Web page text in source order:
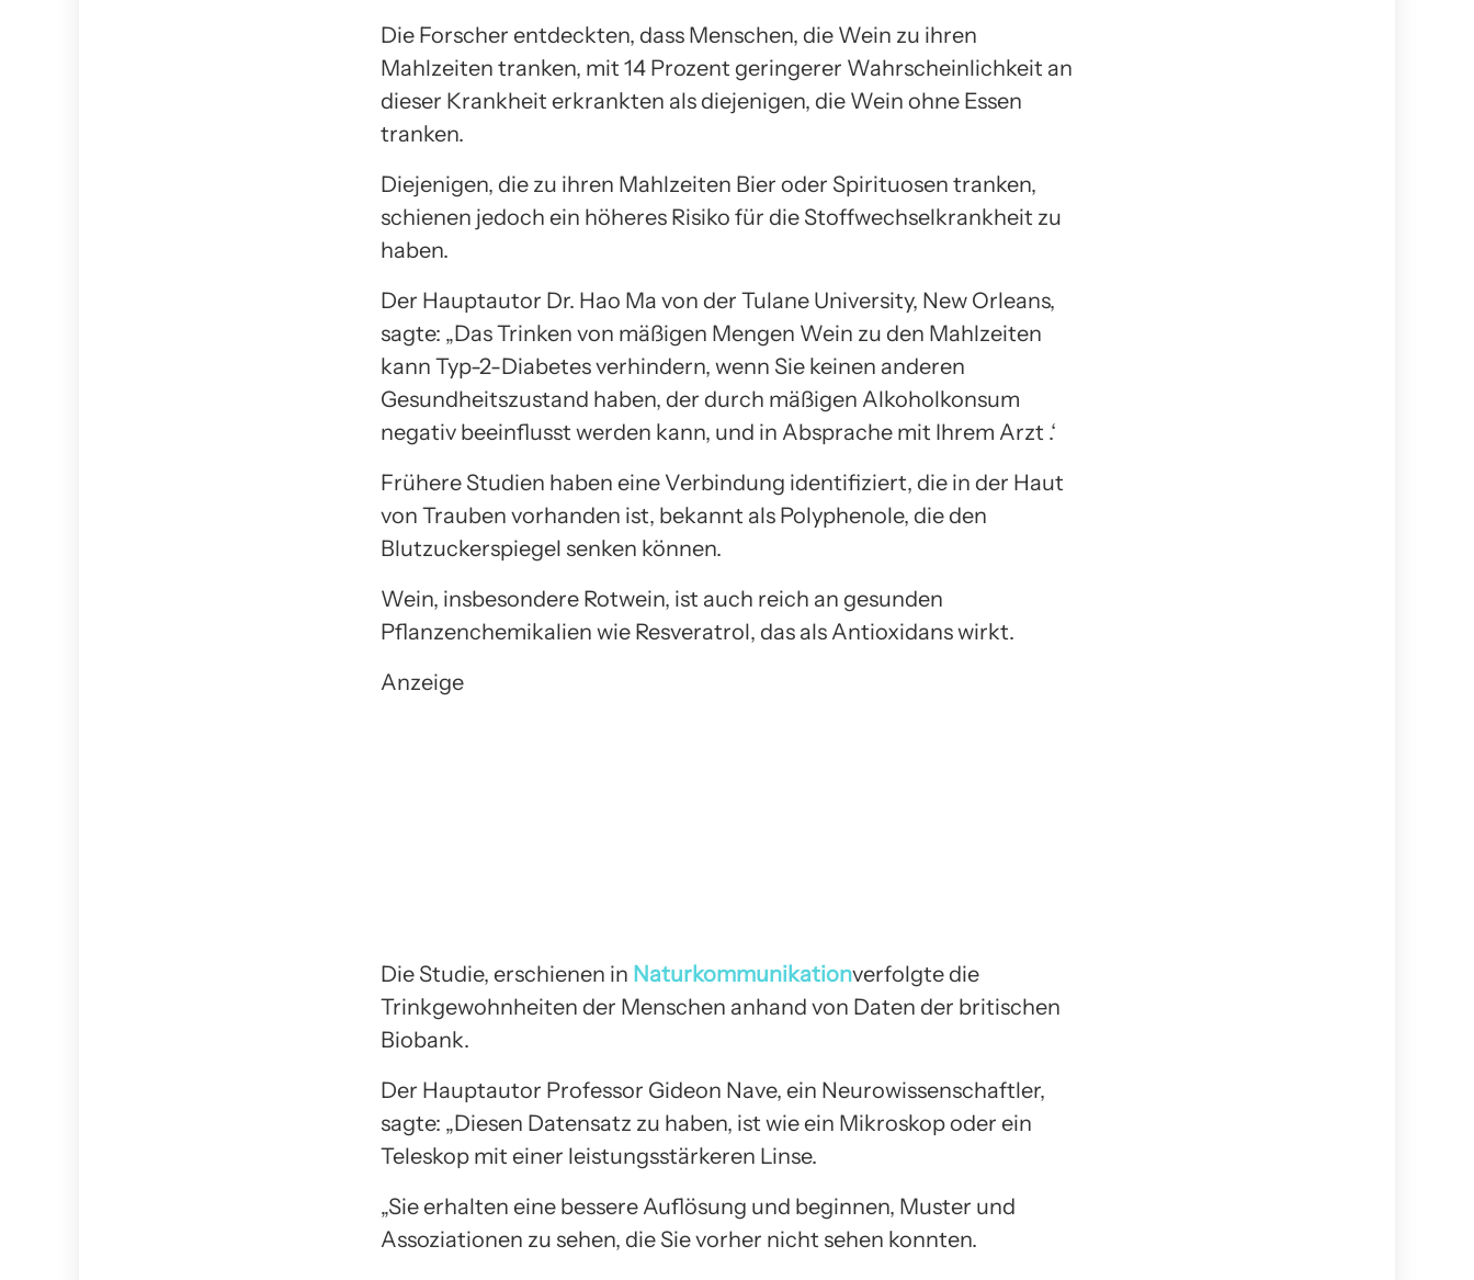
Die Forscher entdeckten, dass Menschen, die Wein zu ihren
Mahlzeiten tranken, mit 14 Prozent geringerer Wahrscheinlichkeit an
dieser Krankheit erkrankten als diejenigen, die Wein ohne Essen
tranken.
Diejenigen, die zu ihren Mahlzeiten Bier oder Spirituosen tranken,
schienen jedoch ein höheres Risiko für die Stoffwechselkrankheit zu
haben.
Der Hauptautor Dr. Hao Ma von der Tulane University, New Orleans,
sagte: „Das Trinken von mäßigen Mengen Wein zu den Mahlzeiten
kann Typ-2-Diabetes verhindern, wenn Sie keinen anderen
Gesundheitszustand haben, der durch mäßigen Alkoholkonsum
negativ beeinflusst werden kann, und in Absprache mit Ihrem Arzt .‘
Frühere Studien haben eine Verbindung identifiziert, die in der Haut
von Trauben vorhanden ist, bekannt als Polyphenole, die den
Blutzuckerspiegel senken können.
Wein, insbesondere Rotwein, ist auch reich an gesunden
Pflanzenchemikalien wie Resveratrol, das als Antioxidans wirkt.
Anzeige
Die Studie, erschienen in Naturkommunikationverfolgte die
Trinkgewohnheiten der Menschen anhand von Daten der britischen
Biobank.
Der Hauptautor Professor Gideon Nave, ein Neurowissenschaftler,
sagte: „Diesen Datensatz zu haben, ist wie ein Mikroskop oder ein
Teleskop mit einer leistungsstärkeren Linse.
„Sie erhalten eine bessere Auflösung und beginnen, Muster und
Assoziationen zu sehen, die Sie vorher nicht sehen konnten.